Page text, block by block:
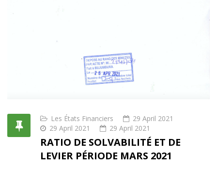
Les États Financiers
29 April 2021
29 April 2021
29 April 2021
RATIO DE SOLVABILITÉ ET DE
LEVIER PÉRIODE MARS 2021